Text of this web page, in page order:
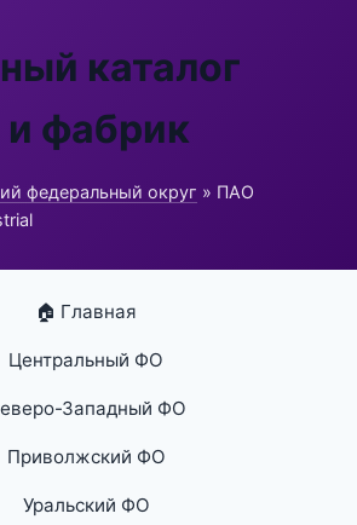
каталог
и фабрик
федеральный округ » ПАО
🏠 Главная
Центральный ФО
Западный ФО
Приволжский ФО
Уральский ФО